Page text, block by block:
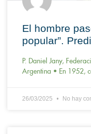
El hombre
popular”.
P. Daniel Jany,
Argentina • En 1952,
26/03/2025 No hay